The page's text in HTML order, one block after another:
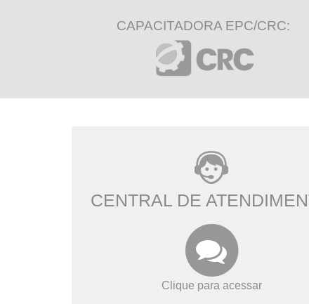
CAPACITADORA EPC/CRC:
CENTRAL DE
Clique para acessar